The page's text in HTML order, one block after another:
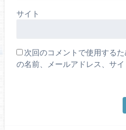
サイト
次回のコメントで使用する
の名前、メールアドレス、サイ